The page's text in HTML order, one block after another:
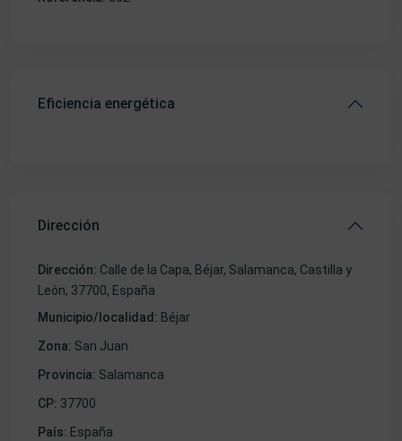
Eficiencia energética
Dirección
Dirección: Calle de la Capa, Béjar, Salamanca, Castilla y
León, 37700, España
Municipio/localidad: Béjar
Zona: San Juan
Provincia: Salamanca
CP: 37700
País: España